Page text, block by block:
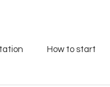
How to start